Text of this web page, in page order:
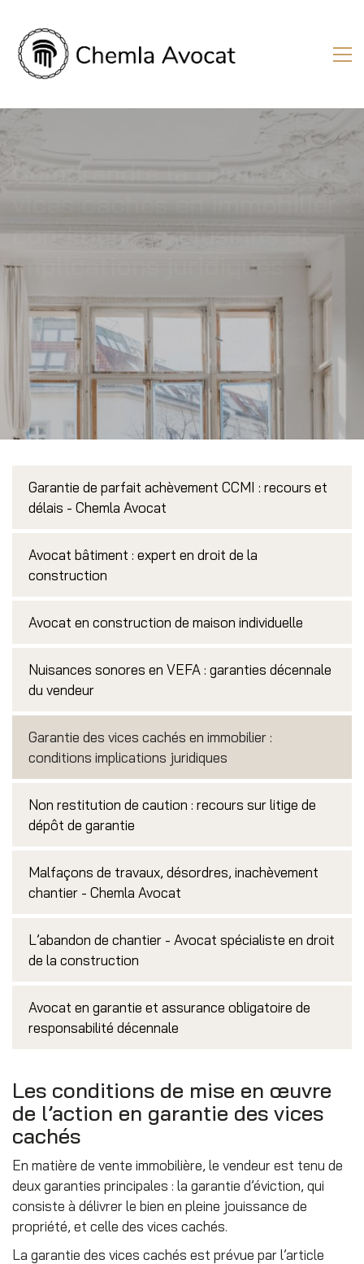
Comprendre la garantie des
vices cachés en immobilier :
conditions, exclusions et
implications juridiques
Le cabinet CHEMLA AVOCAT, avocat spécialisé en droit
de la construction à Paris, vous apporte les conseils
juridiques si vous envisagez d’engager l’action en
garantie des vices cachés à l’encontre du vendeur d’un
bien immobilier.
Les conditions de mise en œuvre
de l’action en garantie des vices
cachés
En matière de vente immobilière, le vendeur est tenu de
deux garanties principales : la garantie d’éviction, qui
consiste à délivrer le bien en pleine jouissance de
propriété, et celle des vices cachés.
La garantie des vices cachés est prévue par l’article
Garantie de parfait achèvement CCMI : recours et
délais - Chemla Avocat
Avocat bâtiment : expert en droit de la
construction
Avocat en construction de maison individuelle
Nuisances sonores en VEFA : garanties décennale
du vendeur
Garantie des vices cachés en immobilier :
conditions implications juridiques
Non restitution de caution : recours sur litige de
dépôt de garantie
Malfaçons de travaux, désordres, inachèvement
chantier - Chemla Avocat
L’abandon de chantier - Avocat spécialiste en droit
de la construction
Avocat en garantie et assurance obligatoire de
responsabilité décennale